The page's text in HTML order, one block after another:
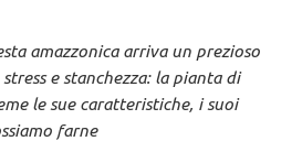
amazzonica arriva un prezioso
e stanchezza: la pianta di
le sue caratteristiche, i suoi
farne